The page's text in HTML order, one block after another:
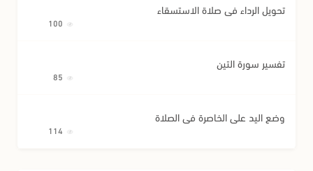
تحويل الرداء في صلاة الاستسقاء
تفسير سورة التين
وضع اليد على الخاصرة في الصلاة